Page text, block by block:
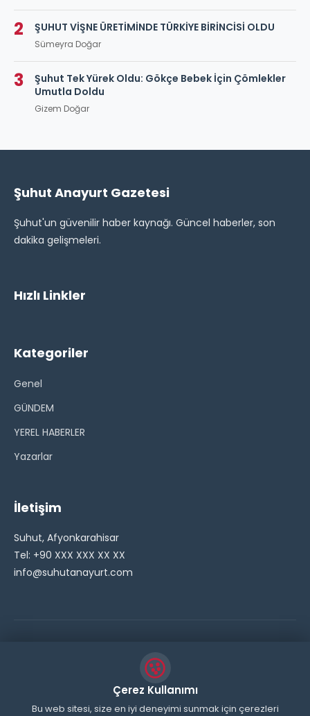
2 ŞUHUT VİŞNE ÜRETİMİNDE TÜRKİYE BİRİNCİSİ OLDU
Sümeyra Doğar
3
Şuhut Tek Yürek Oldu: Gökçe Bebek İçin Çömlekler
Umutla Doldu
Gizem Doğar
Şuhut Anayurt Gazetesi
Şuhut'un güvenilir haber kaynağı. Güncel haberler, son
dakika gelişmeleri.
Hızlı Linkler
Kategoriler
Genel
GÜNDEM
YEREL HABERLER
Yazarlar
İletişim
Suhut, Afyonkarahisar
Tel: +90 XXX XXX XX XX
info@suhutanayurt.com
Çerez Kullanımı
Bu web sitesi, size en iyi deneyimi sunmak için çerezleri
// Side Widget Resim Fix (Dosya önbelleğini aşmak için
inline ekliyoruz) function suhut_widget_image_fix() {